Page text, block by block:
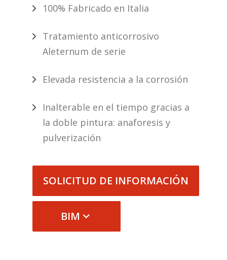
100% Fabricado en Italia
Tratamiento anticorrosivo
Aleternum de serie
Elevada resistencia a la corrosión
Inalterable en el tiempo gracias a
la doble pintura: anaforesis y
pulverización
SOLICITUD DE INFORMACIÓN
BIM